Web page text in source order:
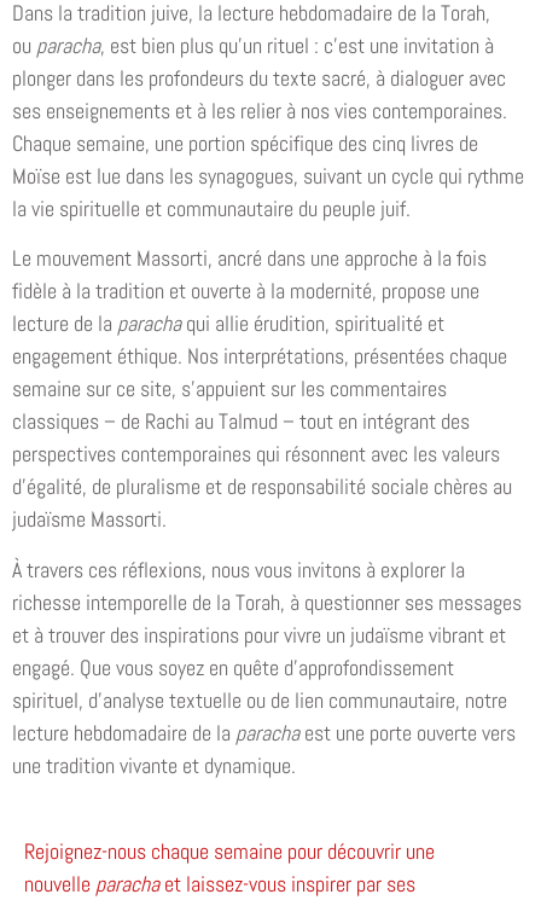
Dans la tradition juive, la lecture hebdomadaire de la Torah,
ou paracha, est bien plus qu’un rituel : c’est une invitation à
plonger dans les profondeurs du texte sacré, à dialoguer avec
ses enseignements et à les relier à nos vies contemporaines.
Chaque semaine, une portion spécifique des cinq livres de
Moïse est lue dans les synagogues, suivant un cycle qui rythme
la vie spirituelle et communautaire du peuple juif.
Le mouvement Massorti, ancré dans une approche à la fois
fidèle à la tradition et ouverte à la modernité, propose une
lecture de la parachaqui allie érudition, spiritualité et
engagement éthique. Nos interprétations, présentées chaque
semaine sur ce site, s’appuient sur les commentaires
classiques – de Rachi au Talmud – tout en intégrant des
perspectives contemporaines qui résonnent avec les valeurs
d’égalité, de pluralisme et de responsabilité sociale chères au
judaïsme Massorti.
À travers ces réflexions, nous vous invitons à explorer la
richesse intemporelle de la Torah, à questionner ses messages
et à trouver des inspirations pour vivre un judaïsme vibrant et
engagé. Que vous soyez en quête d’approfondissement
spirituel, d’analyse textuelle ou de lien communautaire, notre
lecture hebdomadaire de la parachaest une porte ouverte vers
une tradition vivante et dynamique.
Rejoignez-nous chaque semaine pour découvrir une
nouvelle parachaet laissez-vous inspirer par ses